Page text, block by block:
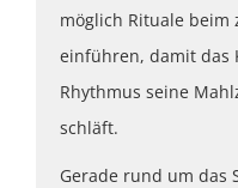
möglich Rituale beim
einführen, damit das
Rhythmus seine
schläft.
Gerade rund um das